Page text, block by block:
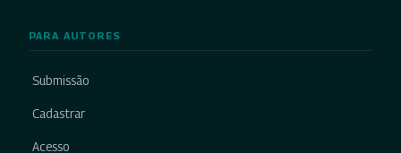
PARA AUTORES
Submissão
Cadastrar
Acesso